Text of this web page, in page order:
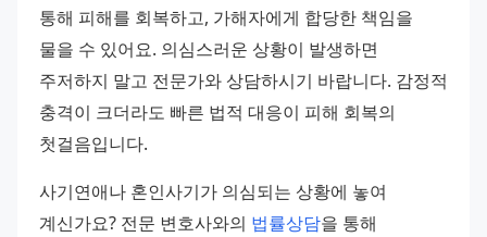
통해 피해를 회복하고, 가해자에게 합당한 책임을
물을 수 있어요. 의심스러운 상황이 발생하면
주저하지 말고 전문가와 상담하시기 바랍니다. 감정적
충격이 크더라도 빠른 법적 대응이 피해 회복의
첫걸음입니다.
사기연애나 혼인사기가 의심되는 상황에 놓여
계신가요? 전문 변호사와의 법률상담을 통해